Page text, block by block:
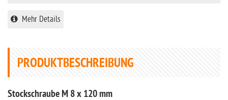
Mehr Details
PRODUKTBESCHREIBUNG
Stockschraube M 8 x 120 mm